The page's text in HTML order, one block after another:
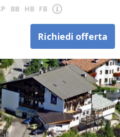
BB HB FB
Richiedi offerta